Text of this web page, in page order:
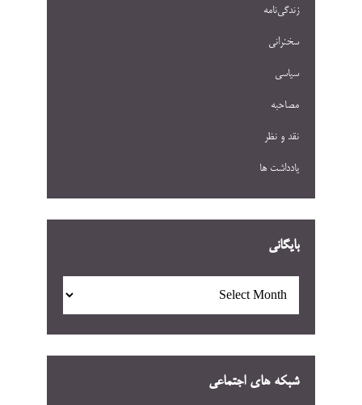
زندگی‌نامه
سخنرانی
سیاسی
مصاحبه
نقد و نظر
یادداشت ها
بایگانی
شبکه های اجتماعی